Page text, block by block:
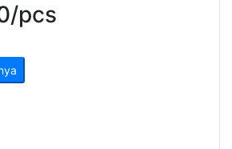
/pcs